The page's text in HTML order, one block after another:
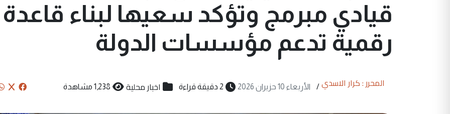
قيادي مبرمج وتؤكد سعيها لبناء قاعدة
رقمية تدعم مؤسسات الدولة
المحرر : كرار الاسدي / الأربعاء 10 حزيران 2026 2 دقيقة قراءة اخبار محلية 1,238 مشاهدة